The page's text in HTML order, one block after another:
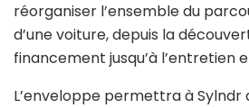
réorganiser l’ensemble du
d’une voiture, depuis la
financement jusqu’à l’entretien
L’enveloppe permettra à